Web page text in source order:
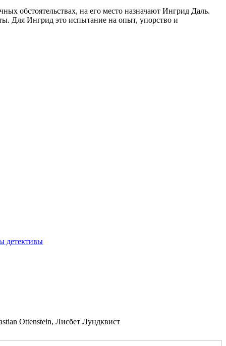
обстоятельствах, на его место назначают Ингрид Даль.
Для Ингрид это испытание на опыт, упорство и
детективы
Ottenstein, Лисбет Лундквист